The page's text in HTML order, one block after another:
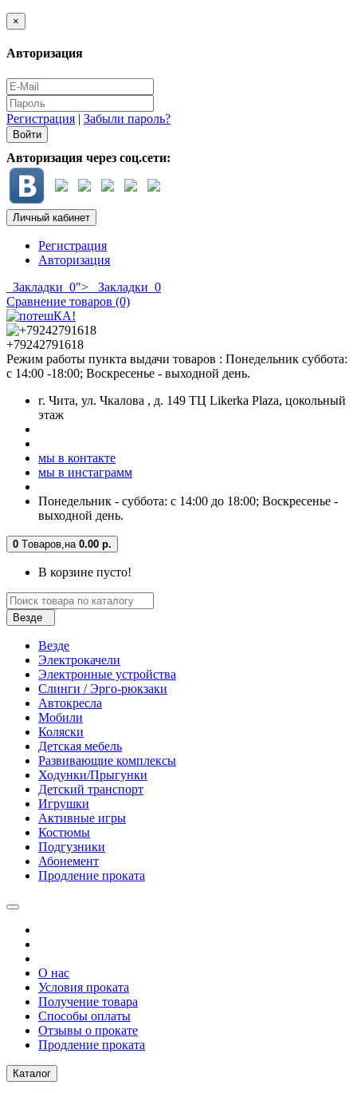
×
Авторизация
Регистрация | Забыли пароль?
Авторизация через соц.сети:
Личный кабинет
Регистрация
Авторизация
Закладки 0"> Закладки 0
Сравнение товаров (0)
+79242791618
Режим работы пункта выдачи товаров : Понедельник суббота:
с 14:00 -18:00; Воскресенье - выходной день.
г. Чита, ул. Чкалова , д. 149 ТЦ Likerka Plaza, цокольный
этаж
мы в контакте
мы в инстаграмм
Понедельник - суббота: с 14:00 до 18:00; Воскресенье -
выходной день.
0 Tоваров, на 0.00 р.
В корзине пусто!
Везде
Везде
Электрокачели
Электронные устройства
Слинги / Эрго-рюкзаки
Автокресла
Мобили
Коляски
Детская мебель
Развивающие комплексы
Ходунки/Прыгунки
Детский транспорт
Игрушки
Активные игры
Костюмы
Подгузники
Абонемент
Продление проката
О нас
Условия проката
Получение товара
Способы оплаты
Отзывы о прокате
Продление проката
Каталог